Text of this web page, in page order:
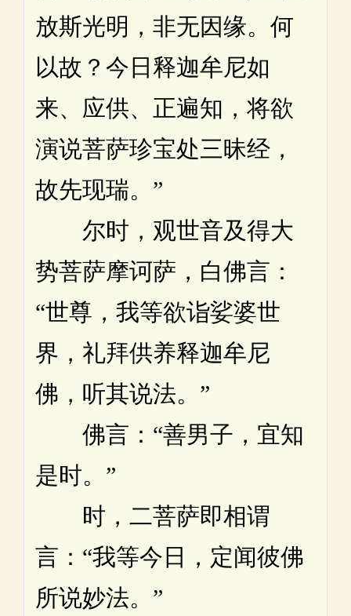
放斯光明，非无因缘。何
以故？今日释迦牟尼如
来、应供、正遍知，将欲
演说菩萨珍宝处三昧经，
故先现瑞。”
尔时，观世音及得大
势菩萨摩诃萨，白佛言：
“世尊，我等欲诣娑婆世
界，礼拜供养释迦牟尼
佛，听其说法。”
佛言：“善男子，宜知
是时。”
时，二菩萨即相谓
言：“我等今日，定闻彼佛
所说妙法。”